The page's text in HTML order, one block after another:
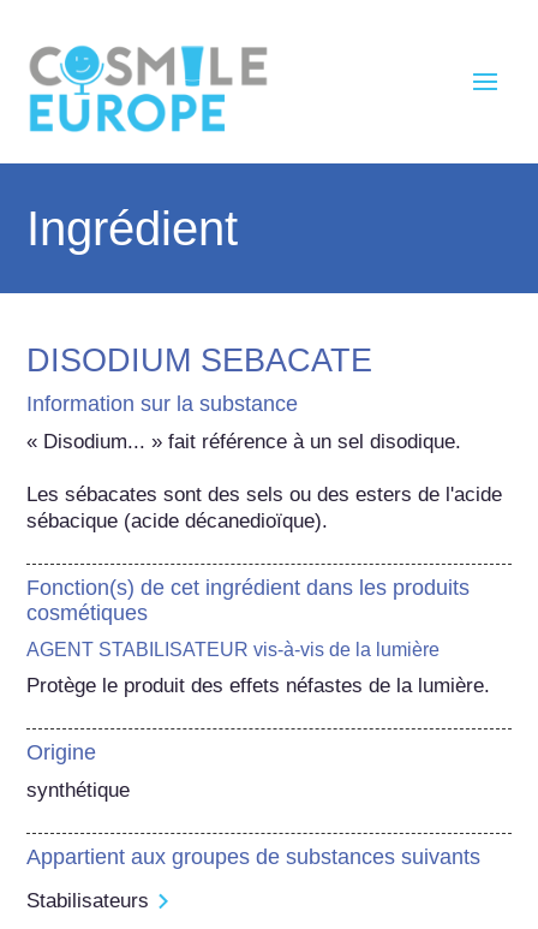
Ingrédient
DISODIUM SEBACATE
Information sur la substance
« Disodium... » fait référence à un sel disodique.
Les sébacates sont des sels ou des esters de l'acide
sébacique (acide décanedioïque).
Fonction(s) de cet ingrédient dans les produits
cosmétiques
AGENT STABILISATEUR vis-à-vis de la lumière
Protège le produit des effets néfastes de la lumière.
Origine
synthétique
Appartient aux groupes de substances suivants
Stabilisateurs